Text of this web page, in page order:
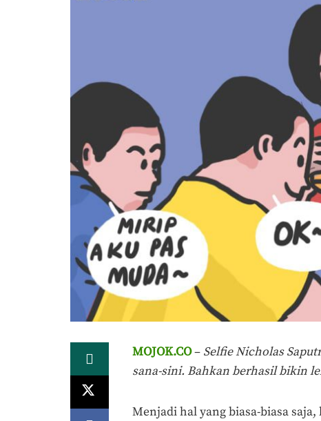
MOJOK.CO– Selfie Nicholas
sana-sini. Bahkan berhasil bikin
Menjadi hal yang biasa-biasa